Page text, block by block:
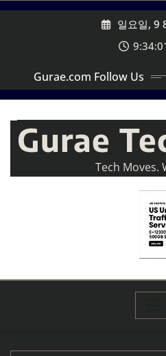
Skip
일요일, 9
Gurae.com Follow Us
Gurae
Tech Moves.